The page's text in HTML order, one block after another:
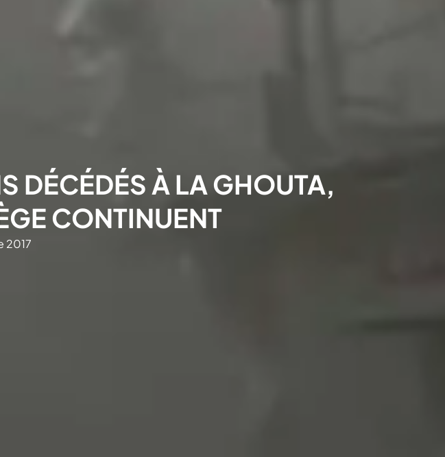
DÉCÉDÉS À LA GHOUTA,
CONTINUENT
2017